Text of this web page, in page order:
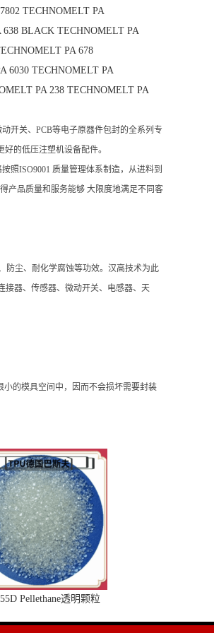
TECHNOMELT PA
638 BLACK TECHNOMELT PA
PA 678
6030 TECHNOMELT PA
PA 238 TECHNOMELT PA
开关、PCB等电子原器件包封的全系列专
的低压注塑机设备配件。
照ISO9001 质量管理体系制造，从进料到
产品质量和服务能够 大限度地满足不同客
防尘、耐化学腐蚀等功效。汉高技术为此
接器、传感器、微动开关、电感器、天
的模具空间中，因而不会损坏需要封装
Pellethane透明颗粒